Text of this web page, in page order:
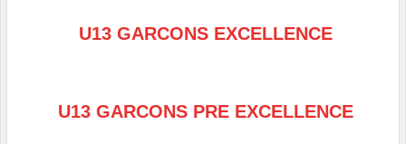
U13 GARCONS EXCELLENCE
U13 GARCONS PRE EXCELLENCE